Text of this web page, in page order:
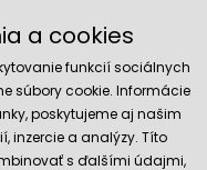
a cookies
funkcií sociálnych
súbory cookie. Informácie
poskytujeme aj našim
inzercie a analýzy. Títo
s ďalšími údajmi,